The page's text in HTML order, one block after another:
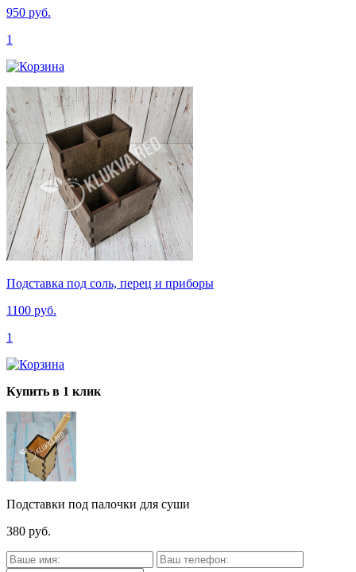
950 руб.
1
Подставка под соль, перец и приборы
1100 руб.
1
Купить в 1 клик
Подставки под палочки для суши
380 руб.